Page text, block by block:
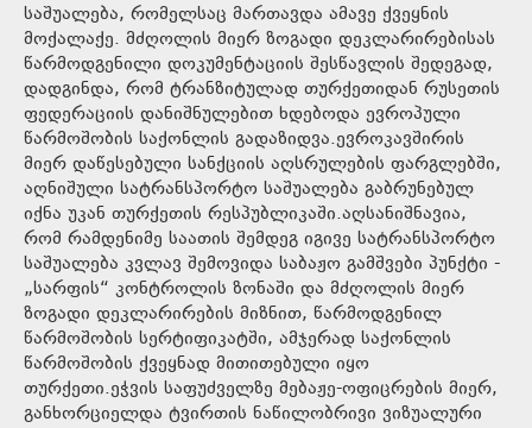
საშუალება, რომელსაც მართავდა ამავე ქვეყნის
მოქალაქე. მძღოლის მიერ ზოგადი დეკლარირებისას
წარმოდგენილი დოკუმენტაციის შესწავლის შედეგად,
დადგინდა, რომ ტრანზიტულად თურქეთიდან რუსეთის
ფედერაციის დანიშნულებით ხდებოდა ევროპული
წარმოშობის საქონლის გადაზიდვა.ევროკავშირის
მიერ დაწესებული სანქციის აღსრულების ფარგლებში,
აღნიშული სატრანსპორტო საშუალება გაბრუნებულ
იქნა უკან თურქეთის რესპუბლიკაში.აღსანიშნავია,
რომ რამდენიმე საათის შემდეგ იგივე სატრანსპორტო
საშუალება კვლავ შემოვიდა საბაჟო გამშვები პუნქტი -
„სარფის“ კონტროლის ზონაში და მძღოლის მიერ
ზოგადი დეკლარირების მიზნით, წარმოდგენილ
წარმოშობის სერტიფიკატში, ამჯერად საქონლის
წარმოშობის ქვეყნად მითითებული იყო
თურქეთი.ეჭვის საფუძველზე მებაჟე-ოფიცრების მიერ,
განხორციელდა ტვირთის ნაწილობრივი ვიზუალური